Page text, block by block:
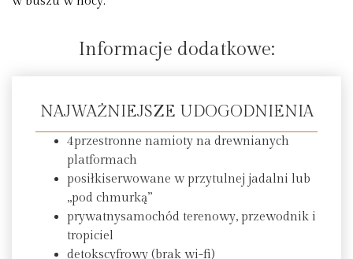
Informacje dodatkowe:
NAJWAŻNIEJSZE UDOGODNIENIA
4przestronne namioty na drewnianych
platformach
posiłkiserwowane w przytulnej jadalni lub
„pod chmurką”
prywatnysamochód terenowy, przewodnik i
tropiciel
detokscyfrowy (brak wi-fi)